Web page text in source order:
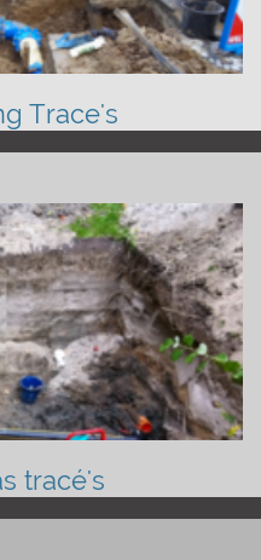
Trace's
tracé's